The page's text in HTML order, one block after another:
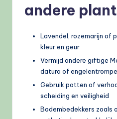
andere
Lavendel, rozemarijn of
kleur en geur
Vermijd andere giftige
datura of
Gebruik potten of
scheiding en veiligheid
Bodembedekkers zoals